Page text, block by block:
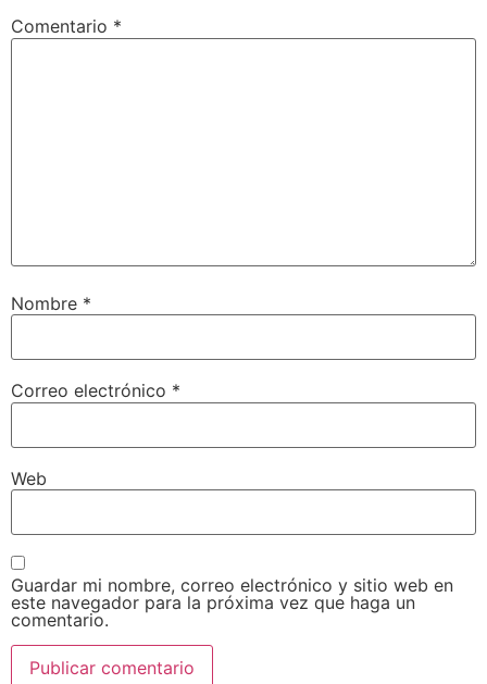
Comentario *
Nombre *
Correo electrónico *
Web
Guardar mi nombre, correo electrónico y sitio web en
este navegador para la próxima vez que haga un
comentario.